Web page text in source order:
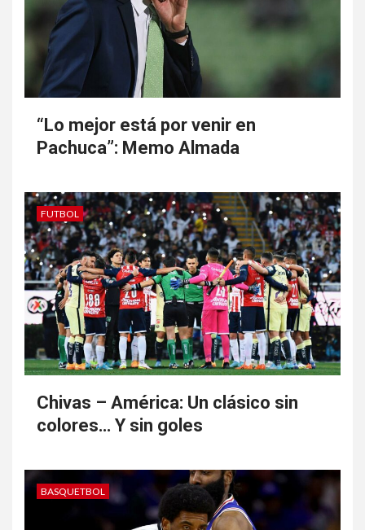
“Lo mejor está por venir en
Pachuca”: Memo Almada
FUTBOL
Chivas – América: Un clásico sin
colores… Y sin goles
BASQUETBOL